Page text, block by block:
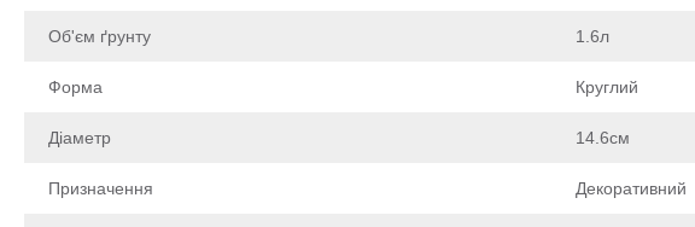
Об'єм ґрунту 1.6л
Форма Круглий
Діаметр 14.6см
Призначення Декоративний